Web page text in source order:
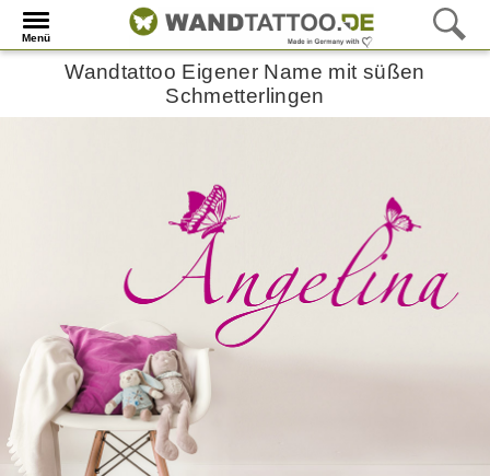
Menü
Wandtattoo Eigener Name mit süßen
Schmetterlingen